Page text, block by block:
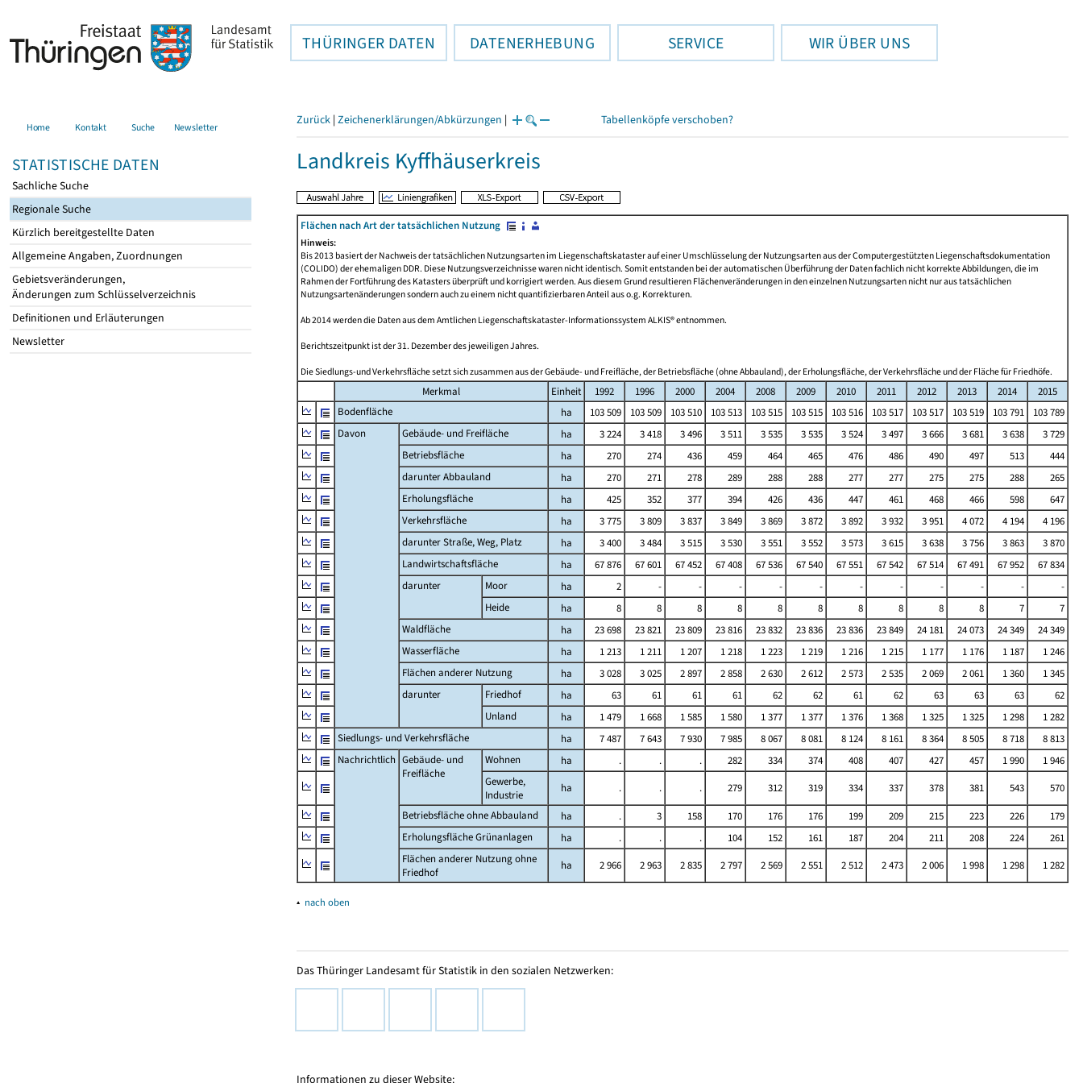
THÜRINGER DATEN DATENERHEBUNG SERVICE WIR ÜBER UNS
Home Kontakt Suche Newsletter
STATISTISCHE DATEN
Sachliche Suche
Regionale Suche
Kürzlich bereitgestellte Daten
Allgemeine Angaben, Zuordnungen
Gebietsveränderungen,
Änderungen zum Schlüsselverzeichnis
Definitionen und Erläuterungen
Newsletter
Zurück | Zeichenerklärungen/Abkürzungen | Tabellenköpfe verschoben?
Landkreis Kyffhäuserkreis
Flächen nach Art der tatsächlichen Nutzung
Hinweis:
Bis 2013 basiert der Nachweis der tatsächlichen Nutzungsarten im Liegenschaftskataster auf einer Umschlüsselung der Nutzungsarten aus der Computergestützten Liegenschaftsdokumentation
(COLIDO) der ehemaligen DDR. Diese Nutzungsverzeichnisse waren nicht identisch. Somit entstanden bei der automatischen Überführung der Daten fachlich nicht korrekte Abbildungen, die im
Rahmen der Fortführung des Katasters überprüft und korrigiert werden. Aus diesem Grund resultieren Flächenveränderungen in den einzelnen Nutzungsarten nicht nur aus tatsächlichen
Nutzungsartenänderungen sondern auch zu einem nicht quantifizierbaren Anteil aus o.g. Korrekturen.
Ab 2014 werden die Daten aus dem Amtlichen Liegenschaftskataster-Informationssystem ALKIS® entnommen.
Berichtszeitpunkt ist der 31. Dezember des jeweiligen Jahres.
Die Siedlungs-und Verkehrsfläche setzt sich zusammen aus der Gebäude- und Freifläche, der Betriebsfläche (ohne Abbauland), der Erholungsfläche, der Verkehrsfläche und der Fläche für Friedhöfe.
Merkmal Einheit 1992 1996 2000 2004 2008 2009 2010 2011 2012 2013 2014
2015
Bodenfläche
ha 103 509 103 509 103 510 103 513 103 515 103 515 103 516 103 517 103 517 103 519 103 791
103 789
Davon
Gebäude- und Freifläche ha 3 224 3 418 3 496 3 511 3 535 3 535 3 524 3 497 3 666 3 681 3 638
3 729
Betriebsfläche
ha 270 274 436 459 464 465 476 486 490 497 513
444
darunter Abbauland
ha 270 271 278 289 288 288 277 277 275 275 288
265
Erholungsfläche
ha 425 352 377 394 426 436 447 461 468 466 598
647
Verkehrsfläche
ha 3 775 3 809 3 837 3 849 3 869 3 872 3 892 3 932 3 951 4 072 4 194
4 196
darunter Straße, Weg, Platz
ha 3 400 3 484 3 515 3 530 3 551 3 552 3 573 3 615 3 638 3 756 3 863
3 870
Landwirtschaftsfläche
ha 67 876 67 601 67 452 67 408 67 536 67 540 67 551 67 542 67 514 67 491 67 952
67 834
darunter
Moor ha 2 - - - - - - - - - -
-
Heide
ha 8 8 8 8 8 8 8 8 8 8 7
7
Waldfläche
ha 23 698 23 821 23 809 23 816 23 832 23 836 23 836 23 849 24 181 24 073 24 349
24 349
Wasserfläche
ha 1 213 1 211 1 207 1 218 1 223 1 219 1 216 1 215 1 177 1 176 1 187
1 246
Flächen anderer Nutzung
ha 3 028 3 025 2 897 2 858 2 630 2 612 2 573 2 535 2 069 2 061 1 360
1 345
darunter
Friedhof ha 63 61 61 61 62 62 61 62 63 63 63
62
Unland
ha 1 479 1 668 1 585 1 580 1 377 1 377 1 376 1 368 1 325 1 325 1 298
1 282
Siedlungs- und Verkehrsfläche
ha 7 487 7 643 7 930 7 985 8 067 8 081 8 124 8 161 8 364 8 505 8 718
8 813
Nachrichtlich Gebäude- und
Freifläche
Wohnen ha . . . 282 334 374 408 407 427 457 1 990
1 946
Gewerbe,
Industrie
ha . . . 279 312 319 334 337 378 381 543
570
Betriebsfläche ohne Abbauland
ha . 3 158 170 176 176 199 209 215 223 226
179
Erholungsfläche Grünanlagen
ha . . . 104 152 161 187 204 211 208 224
261
Flächen anderer Nutzung ohne
Friedhof
ha 2 966 2 963 2 835 2 797 2 569 2 551 2 512 2 473 2 006 1 998 1 298 1 282
▴ nach oben
Das Thüringer Landesamt für Statistik in den sozialen Netzwerken:
Informationen zu dieser Website: